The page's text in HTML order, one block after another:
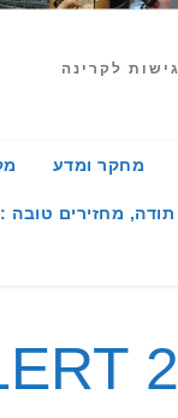
לקרינה
מחקר ומדע
תודה, מחזירים טובה